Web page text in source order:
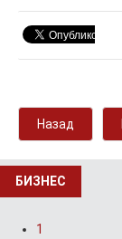
Назад
БИЗНЕС
1